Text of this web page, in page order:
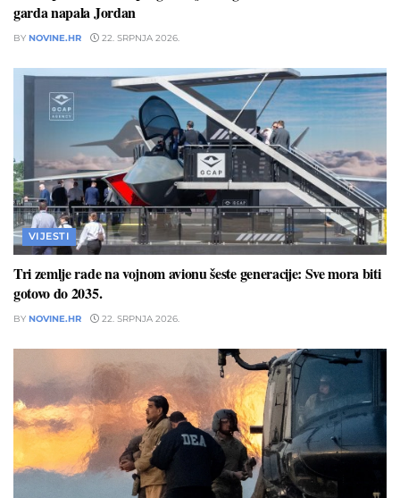
garda napala Jordan
BY NOVINE.HR 22. SRPNJA 2026.
VIJESTI
Tri zemlje rade na vojnom avionu šeste generacije: Sve mora biti
gotovo do 2035.
BY NOVINE.HR 22. SRPNJA 2026.